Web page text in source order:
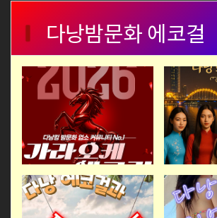
다낭밤문화 에코걸